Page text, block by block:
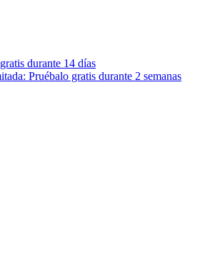
durante 14 días
Pruébalo gratis durante 2 semanas